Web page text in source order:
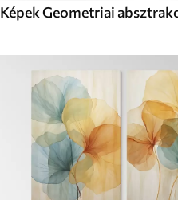
Képek Geometriai